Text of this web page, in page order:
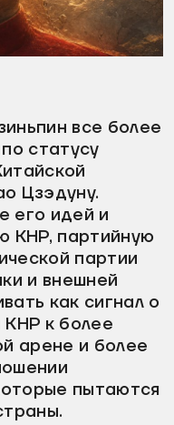
все более
статусу
Цзэдуну.
его идей и
КНР, партийную
партии
и внешней
как сигнал о
КНР к более
арене и более
пытаются